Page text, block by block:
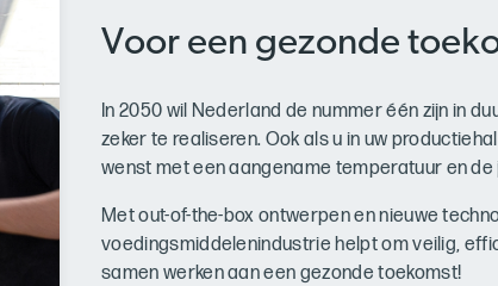
Voor een gezonde
In 2050 wil Nederland de nummer één zijn in
zeker te realiseren. Ook als u in uw
wenst met een aangename temperatuur en
Met out-of-the-box ontwerpen en nieuwe
voedingsmiddelenindustrie helpt om veilig,
samen werken aan een gezonde toekomst!